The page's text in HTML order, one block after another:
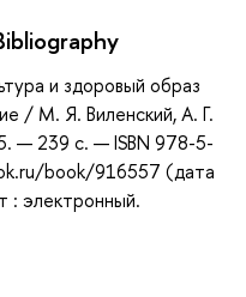
и здоровый образ
/ М. Я. Виленский, А. Г.
— 239 с. — ISBN 978-5-
book/916557 (дата
: электронный.